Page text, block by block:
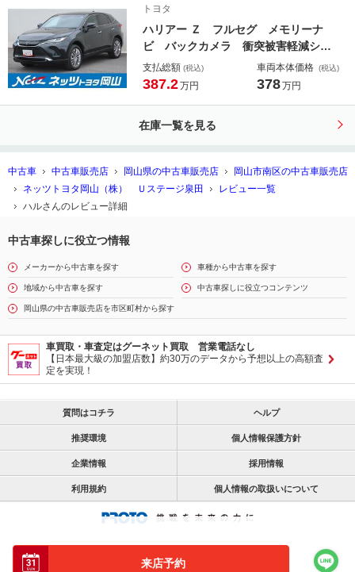
来店予約
トヨタ
ハリアー Ｚ フルセグ メモリーナ
ビ バックカメラ 衝突被害軽減シス
テム ＥＴＣ ドラレコ ＬＥＤヘッ
ドランプ ワンオーナー
支払総額 (税込)
387.2万円
車両本体価格 (税込)
378万円
在庫一覧を見る
中古車 中古車販売店 岡山県の中古車販売店
岡山市南区の中古車販売店
ネッツトヨタ岡山（株） Ｕステージ泉田
レビュー一覧
ハルさんのレビュー詳細
中古車探しに役立つ情報
メーカーから中古車を探す 車種から中古車を探す
地域から中古車を探す 中古車探しに役立つコンテンツ
岡山県の中古車販売店を市区町村から探す
車買取・車査定はグーネット買取 営業電話なし
【日本最大級の加盟店数】約30万のデータから予想以上の高額査
定を実現！
質問はコチラ ヘルプ
推奨環境 個人情報保護方針
企業情報 採用情報
利用規約 個人情報の取扱いについて